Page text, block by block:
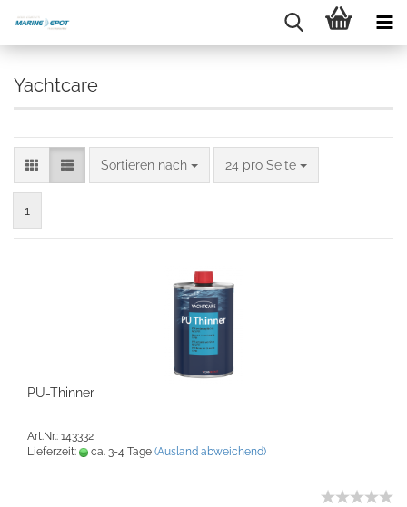
Yachtcare
Sortieren nach 24 pro Seite
1
PU-Thinner
Art.Nr.: 143332
Lieferzeit:
ca. 3-4 Tage (Ausland abweichend)